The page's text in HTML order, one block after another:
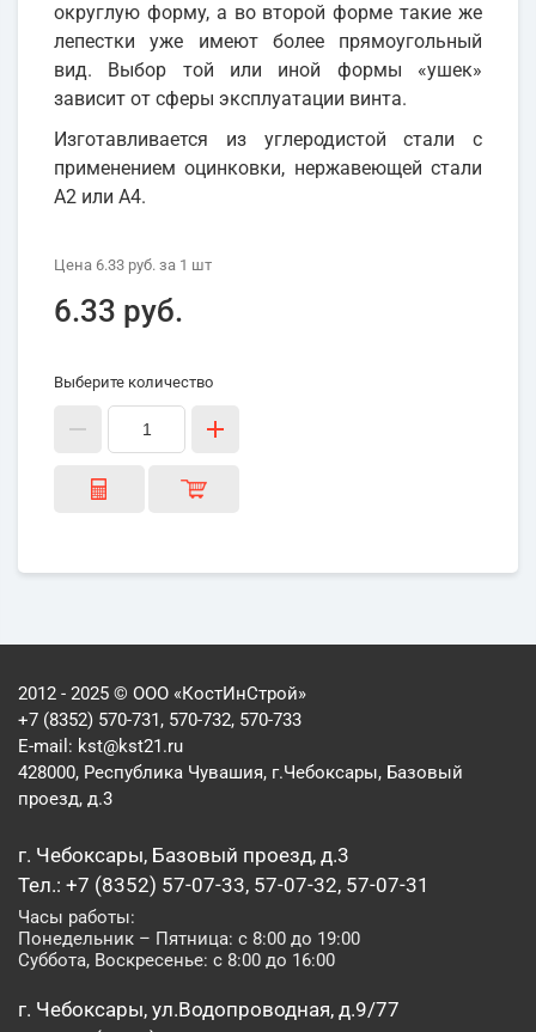
округлую форму, а во второй форме такие же
лепестки уже имеют более прямоугольный
вид. Выбор той или иной формы «ушек»
зависит от сферы эксплуатации винта.
Изготавливается из углеродистой стали с
применением оцинковки, нержавеющей стали
А2 или А4.
Цена 6.33 руб. за 1 шт
6.33 руб.
Выберите количество
2012 - 2025 © ООО «КостИнСтрой»
+7 (8352) 570-731, 570-732, 570-733
E-mail: kst@kst21.ru
428000, Республика Чувашия, г.Чебоксары, Базовый
проезд, д.3
г. Чебоксары, Базовый проезд, д.3
Тел.: +7 (8352) 57-07-33, 57-07-32, 57-07-31
Часы работы:
Понедельник – Пятница: с 8:00 до 19:00
Суббота, Воскресенье: с 8:00 до 16:00
г. Чебоксары, ул.Водопроводная, д.9/77